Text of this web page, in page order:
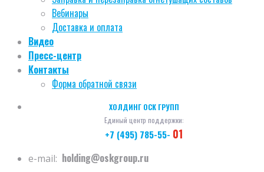
Вебинары
Доставка и оплата
Видео
Пресс-центр
Контакты
Форма обратной связи
ХОЛДИНГ ОСК ГРУПП
Единый центр поддержки:
+7 (495) 785-55- 01
e-mail: holding@oskgroup.ru